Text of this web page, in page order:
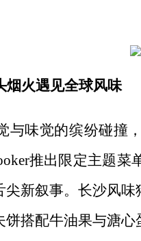
烟火遇见全球风味
与味觉的缤纷碰撞
推出限定主题菜
尖新叙事。长沙风
搭配牛油果与溏